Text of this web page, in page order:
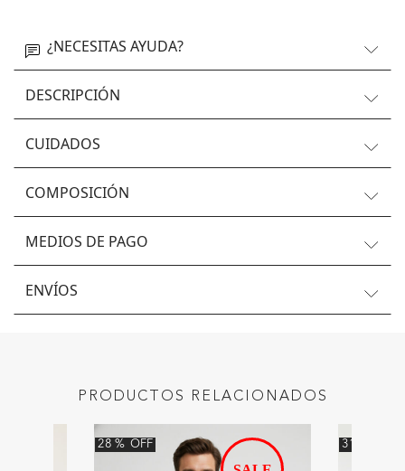
¿NECESITAS AYUDA?
DESCRIPCIÓN
CUIDADOS
COMPOSICIÓN
MEDIOS DE PAGO
ENVÍOS
PRODUCTOS RELACIONADOS
28% OFF 31